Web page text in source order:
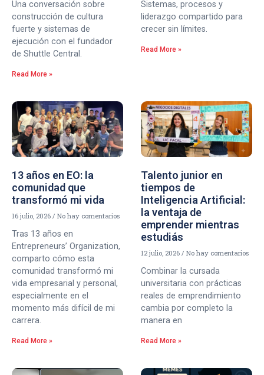
Una conversación sobre
construcción de cultura
fuerte y sistemas de
ejecución con el fundador
de Shuttle Central.
Read More »
Sistemas, procesos y
liderazgo compartido para
crecer sin límites.
Read More »
13 años en EO: la
comunidad que
transformó mi vida
16 julio, 2026 No hay comentarios
Tras 13 años en
Entrepreneurs’ Organization,
comparto cómo esta
comunidad transformó mi
vida empresarial y personal,
especialmente en el
momento más difícil de mi
carrera.
Read More »
Talento junior en
tiempos de
Inteligencia Artificial:
la ventaja de
emprender mientras
estudiás
12 julio, 2026 No hay comentarios
Combinar la cursada
universitaria con prácticas
reales de emprendimiento
cambia por completo la
manera en
Read More »